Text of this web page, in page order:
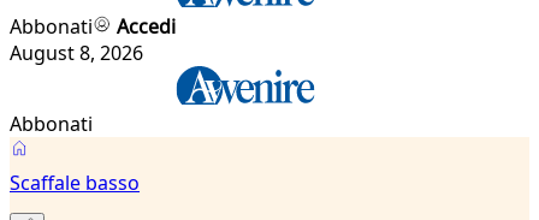
Abbonati
Accedi
August 8, 2026
Abbonati
Scaffale basso